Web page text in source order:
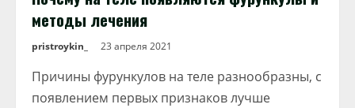
методы лечения
pristroykin_ 23 апреля 2021
Причины фурункулов на теле разнообразны, с
появлением первых признаков лучше